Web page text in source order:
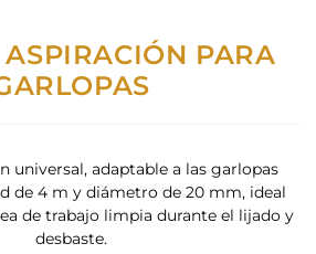
PARA
universal, adaptable a las garlopas
de 4 m y diámetro de 20 mm, ideal
de trabajo limpia durante el lijado y
desbaste.